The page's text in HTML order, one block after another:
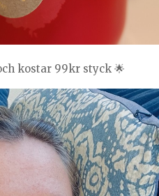
kostar 99kr styck 🌟